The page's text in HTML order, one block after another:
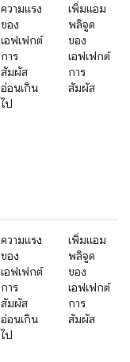
ความแรง
ของ
เอฟเฟกต์
การ
สัมผัส
อ่อนเกิน
ไป
เพิ่มแอม
พลิจูด
ของ
เอฟเฟกต์
การ
สัมผัส
ความแรง
ของ
เอฟเฟกต์
การ
สัมผัส
อ่อนเกิน
ไป
เพิ่มแอม
พลิจูด
ของ
เอฟเฟกต์
การ
สัมผัส